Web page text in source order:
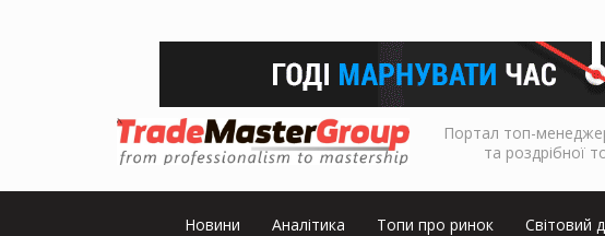
Портал топ-
та роздрібної
Новини Аналітика Топи про ринок Світовий